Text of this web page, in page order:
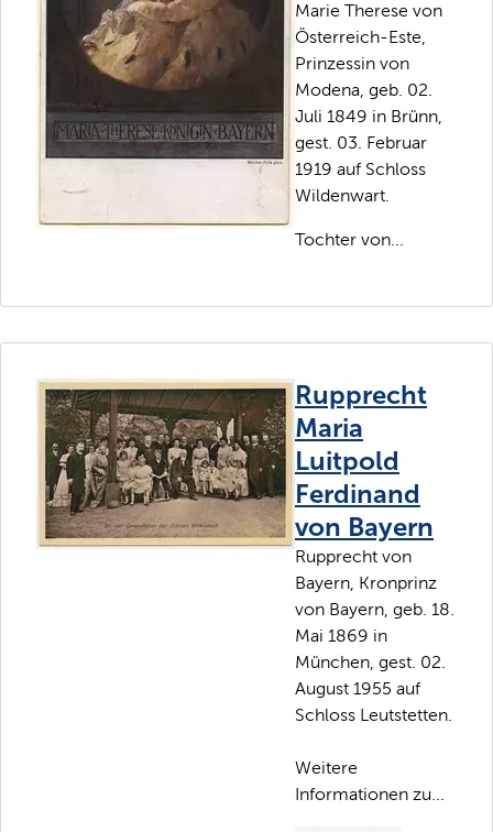
Marie Therese von
Österreich-Este,
Prinzessin von
Modena, geb. 02.
Juli 1849 in Brünn,
gest. 03. Februar
1919 auf Schloss
Wildenwart.
Tochter von...
Rupprecht
Maria
Luitpold
Ferdinand
von Bayern
Rupprecht von
Bayern, Kronprinz
von Bayern, geb. 18.
Mai 1869 in
München, gest. 02.
August 1955 auf
Schloss Leutstetten.
Weitere
Informationen zu...